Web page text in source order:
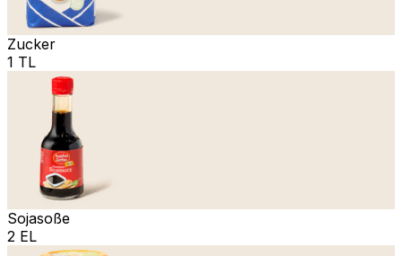
Zucker
1 TL
Sojasoße
2 EL